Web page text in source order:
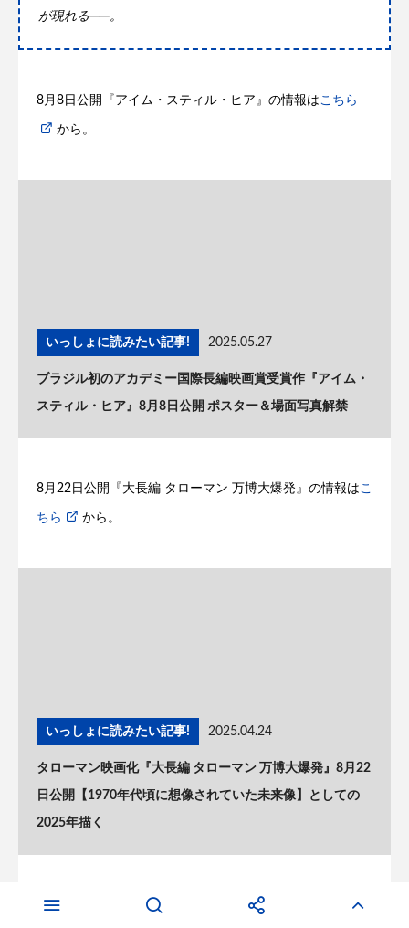
が現れる──。
8月8日公開『アイム・スティル・ヒア』の情報は こちら
から。
いっしょに読みたい記事! 2025.05.27
ブラジル初のアカデミー国際長編映画賞受賞作『アイム・
スティル・ヒア』8月8日公開 ポスター＆場面写真解禁
8月22日公開『大長編 タローマン 万博大爆発』の情報はこ
ちら から。
いっしょに読みたい記事! 2025.04.24
タローマン映画化『大長編 タローマン 万博大爆発』8月22
日公開【1970年代頃に想像されていた未来像】としての
2025年描く
8月22日公開『バレリーナ：The World of John Wick』の